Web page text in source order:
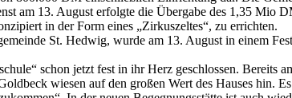
am 13. August erfolgte die Übergabe des 1,35 Mio
in der Form eines „Zirkuszeltes“, zu errichten.
St. Hedwig, wurde am 13. August in einem
schon jetzt fest in ihr Herz geschlossen.
wiesen auf den großen Wert des Hauses hin.